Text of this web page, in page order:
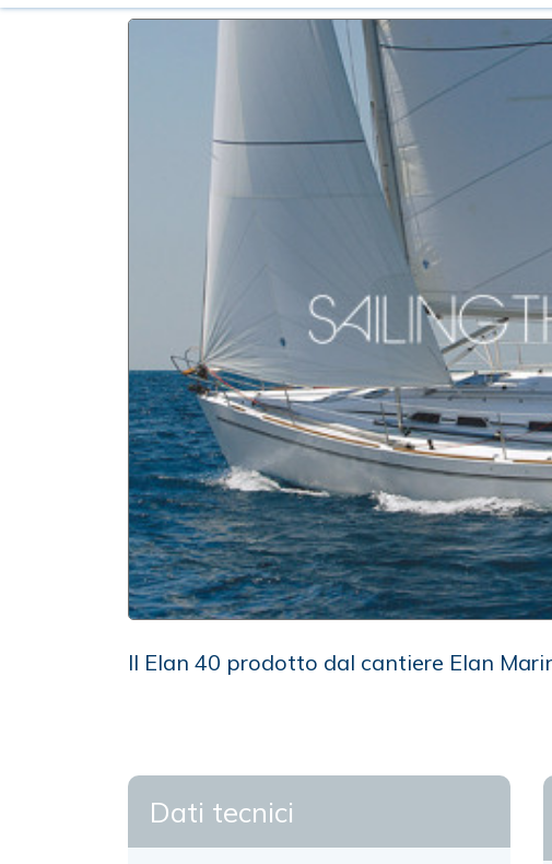
Il Elan 40 prodotto dal cantiere Elan
Dati tecnici